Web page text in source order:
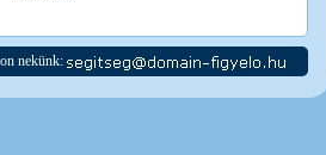
nekünk: